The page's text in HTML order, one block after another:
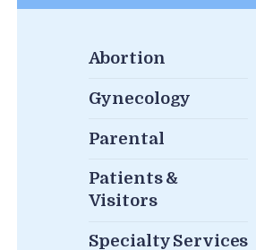
Abortion
Gynecology
Parental
Patients &
Visitors
Specialty Services